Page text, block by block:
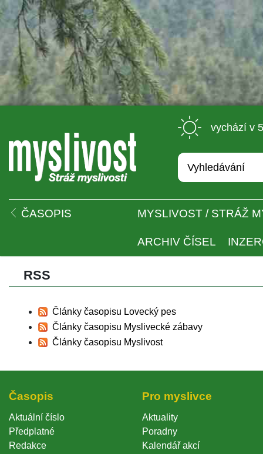
vychází v
ČASOPIS MYSLIVOST / STRÁŽ
ARCHIV ČÍSEL
RSS
Články časopisu Lovecký pe
Články časopisu Myslivecké zábavy
Články časopisu Myslivost
Časopi
Aktuální číslo
Předplatné
Redakce
Pro myslivce
Aktuality
Poradny
Kalendář akcí